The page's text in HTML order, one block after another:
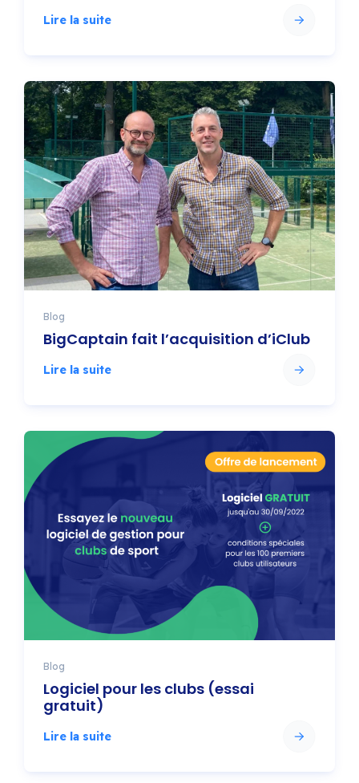
Lire la suite
Blog
BigCaptain fait l’acquisition d’iClub
Lire la suite
Blog
Logiciel pour les clubs (essai
gratuit)
Lire la suite